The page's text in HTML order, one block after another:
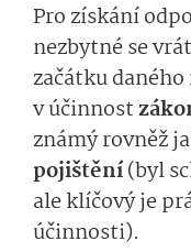
Pro získání
nezbytné se
začátku
v účinnost
známý rovněž
pojištění(byl
ale klíčový je
účinnosti).